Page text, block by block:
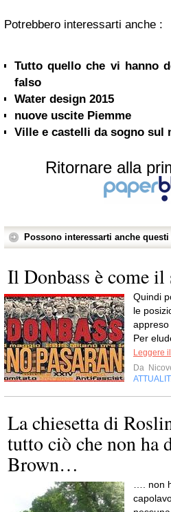
Potrebbero interessarti anche :
Tutto quello che vi hanno
falso
Water design 2015
nuove uscite Piemme
Ville e castelli da sogno sul
Ritornare alla
Possono interessarti anche
Il Donbass è come il
Quindi
le
Per
Leggere
Da
La chiesetta di
tutto ciò che non ha
Brown…
…. non